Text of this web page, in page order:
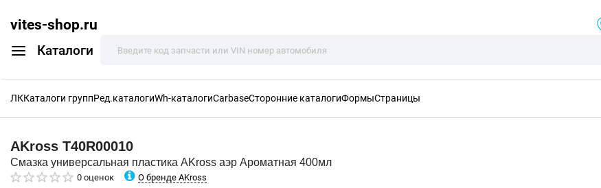
vites-shop.ru
Каталоги
ЛККаталоги группРед.каталогиWh-каталогиCarbaseСторонние каталогиФормыСтраницы
AKross T40R00010
Смазка универсальная пластика AKross аэр Ароматная 400мл
0 оценок О бренде AKross